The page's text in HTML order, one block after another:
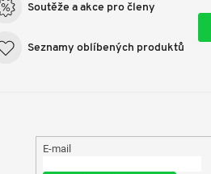
Soutěže a akce pro členy
Seznamy oblíbených produktů
E-mail